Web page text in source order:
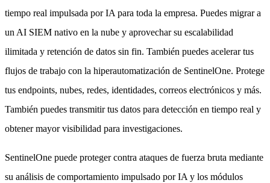
tiempo real impulsada por IA para toda la empresa. Puedes migrar a
un AI SIEM nativo en la nube y aprovechar su escalabilidad
ilimitada y retención de datos sin fin. También puedes acelerar tus
flujos de trabajo con la hiperautomatización de SentinelOne. Protege
tus endpoints, nubes, redes, identidades, correos electrónicos y más.
También puedes transmitir tus datos para detección en tiempo real y
obtener mayor visibilidad para investigaciones.
SentinelOne puede proteger contra ataques de fuerza bruta mediante
su análisis de comportamiento impulsado por IA y los módulos